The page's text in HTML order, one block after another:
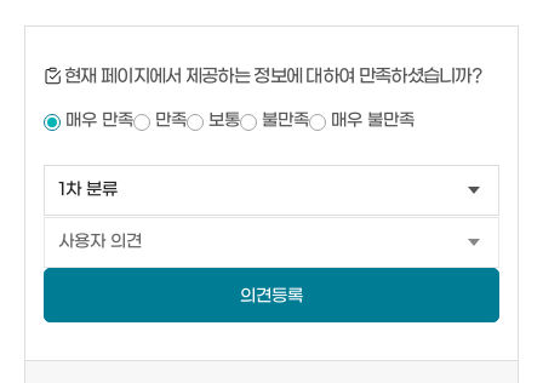
현재 페이지에서 제공하는 정보에 대하여 만족하셨습니까?
매우 만족 만족 보통 불만족 매우 불만족
의견등록